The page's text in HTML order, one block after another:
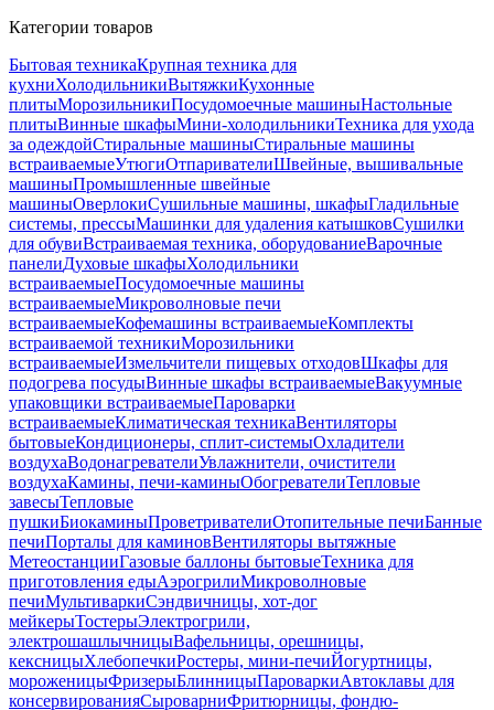
Категории товаров
Бытовая техникаКрупная техника для
кухниХолодильникиВытяжкиКухонные
плитыМорозильникиПосудомоечные машиныНастольные
плитыВинные шкафыМини-холодильникиТехника для ухода
за одеждойСтиральные машиныСтиральные машины
встраиваемыеУтюгиОтпаривателиШвейные, вышивальные
машиныПромышленные швейные
машиныОверлокиСушильные машины, шкафыГладильные
системы, прессыМашинки для удаления катышковСушилки
для обувиВстраиваемая техника, оборудованиеВарочные
панелиДуховые шкафыХолодильники
встраиваемыеПосудомоечные машины
встраиваемыеМикроволновые печи
встраиваемыеКофемашины встраиваемыеКомплекты
встраиваемой техникиМорозильники
встраиваемыеИзмельчители пищевых отходовШкафы для
подогрева посудыВинные шкафы встраиваемыеВакуумные
упаковщики встраиваемыеПароварки
встраиваемыеКлиматическая техникаВентиляторы
бытовыеКондиционеры, сплит-системыОхладители
воздухаВодонагревателиУвлажнители, очистители
воздухаКамины, печи-каминыОбогревателиТепловые
завесыТепловые
пушкиБиокаминыПроветривателиОтопительные печиБанные
печиПорталы для каминовВентиляторы вытяжные
МетеостанцииГазовые баллоны бытовыеТехника для
приготовления едыАэрогрилиМикроволновые
печиМультиваркиСэндвичницы, хот-дог
мейкерыТостерыЭлектрогрили,
электрошашлычницыВафельницы, орешницы,
кексницыХлебопечкиРостеры, мини-печиЙогуртницы,
мороженицыФризерыБлинницыПароваркиАвтоклавы для
консервированияСыроварниФритюрницы, фондю-